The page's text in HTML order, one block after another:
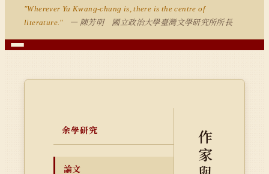
"Wherever Yu Kwang-chung is, there is the centre of
literature."
— 陳芳明 國立政治大學臺灣文學研究所所長
余學研究
論文
作
家